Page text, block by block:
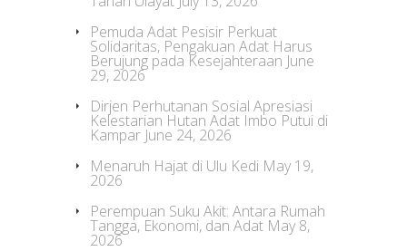
Pemuda Adat Pesisir Perkuat
Solidaritas, Pengakuan Adat Harus
Berujung pada Kesejahteraan June
29, 2026
Dirjen Perhutanan Sosial Apresiasi
Kelestarian Hutan Adat Imbo Putui di
Kampar June 24, 2026
Menaruh Hajat di Ulu Kedi May 19,
2026
Perempuan Suku Akit: Antara Rumah
Tangga, Ekonomi, dan Adat May 8,
2026